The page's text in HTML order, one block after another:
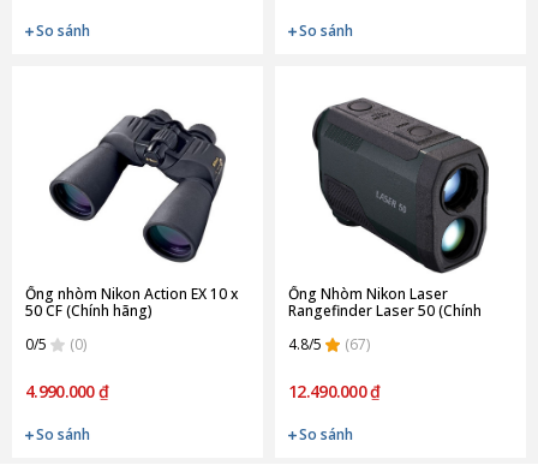
So sánh So sánh
Ống nhòm Nikon Action EX 10 x
50 CF (Chính hãng)
0/5
(0)
4.990.000 ₫
So sánh
Ống Nhòm Nikon Laser
Rangefinder Laser 50 (Chính
4.8/5
(67)
12.490.000 ₫
So sánh